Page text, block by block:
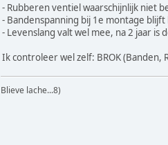
- Rubberen ventiel waarschijnlijk niet
- Bandenspanning bij 1e montage
- Levenslang valt wel mee, na 2 jaar
Ik controleer wel zelf: BROK (Banden,
Blieve lache...8)